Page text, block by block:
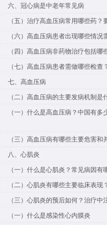
六、冠心病是中老年常见病
（五）治疗高血压病常用哪些药？
（六）高血压病患者出现哪些情况
（四）高血压病非药物治疗包括哪
（七）高血压病患者需做哪些检查
七、高血压病
（二）高血压病的主要发病机制
（一）什么是高血压病？中国有
（三）高血压病有哪些主要危害和
八、心肌炎
（一）什么是心肌炎？常见病因有
（二）心肌炎有哪些主要临床表现
（三）心肌炎的预后如何？治疗中
（一）什么是感染性心内膜炎